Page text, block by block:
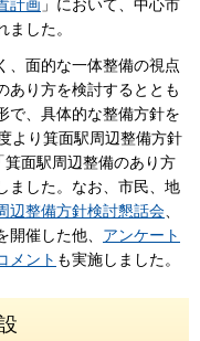
計画 」において、中心市
した。
、面的な一体整備の視点
あり方を検討するととも
で、具体的な整備方針を
より箕面駅周辺整備方針
面駅周辺整備のあり方
ました。なお、市民、地
辺整備方針検討懇話会、
開催した他、 アンケート
メント も実施しました。